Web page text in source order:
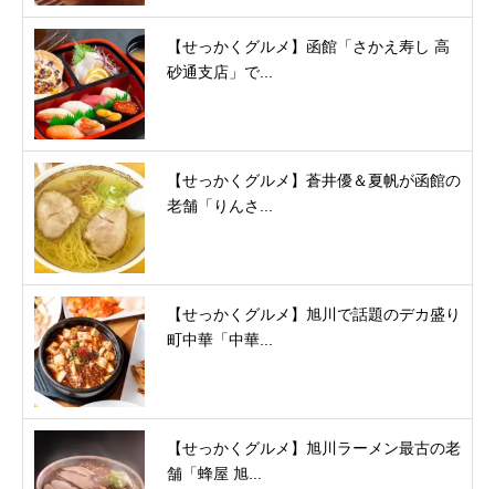
【せっかくグルメ】函館「さかえ寿し 高
砂通支店」で...
【せっかくグルメ】蒼井優＆夏帆が函館の
老舗「りんさ...
【せっかくグルメ】旭川で話題のデカ盛り
町中華「中華...
【せっかくグルメ】旭川ラーメン最古の老
舗「蜂屋 旭...